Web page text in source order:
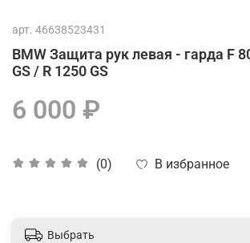
арт. 46638523431
BMW Защита рук левая - гарда F
GS / R 1250 GS
(0) В избранное
6 000 ₽
Выбрать